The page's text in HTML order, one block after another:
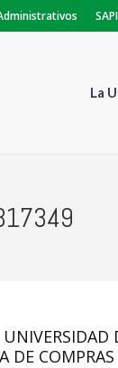
La
UNIVERSIDAD
DE